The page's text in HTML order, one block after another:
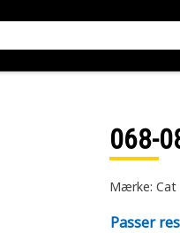
068-
Mærke: Cat
Passer